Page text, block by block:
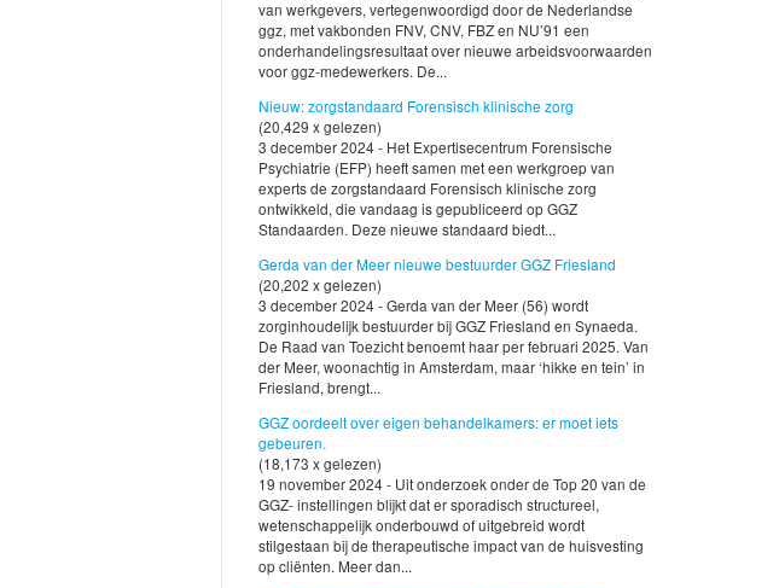
van werkgevers, vertegenwoordigd door de Nederlandse
ggz, met vakbonden FNV, CNV, FBZ en NU’91 een
onderhandelingsresultaat over nieuwe arbeidsvoorwaarden
voor ggz-medewerkers. De...
Nieuw: zorgstandaard Forensisch klinische zorg
(20,429 x gelezen)
3 december 2024 - Het Expertisecentrum Forensische
Psychiatrie (EFP) heeft samen met een werkgroep van
experts de zorgstandaard Forensisch klinische zorg
ontwikkeld, die vandaag is gepubliceerd op GGZ
Standaarden. Deze nieuwe standaard biedt...
Gerda van der Meer nieuwe bestuurder GGZ Friesland
(20,202 x gelezen)
3 december 2024 - Gerda van der Meer (56) wordt
zorginhoudelijk bestuurder bij GGZ Friesland en Synaeda.
De Raad van Toezicht benoemt haar per februari 2025. Van
der Meer, woonachtig in Amsterdam, maar ‘hikke en tein’ in
Friesland, brengt...
GGZ oordeelt over eigen behandelkamers: er moet iets
gebeuren.
(18,173 x gelezen)
19 november 2024 - Uit onderzoek onder de Top 20 van de
GGZ- instellingen blijkt dat er sporadisch structureel,
wetenschappelijk onderbouwd of uitgebreid wordt
stilgestaan bij de therapeutische impact van de huisvesting
op cliënten. Meer dan...